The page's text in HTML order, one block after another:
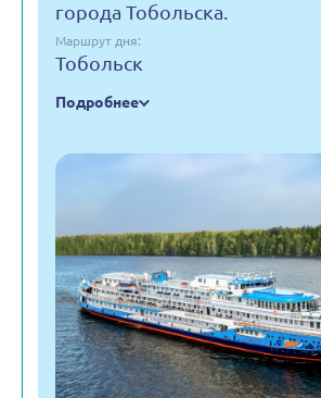
города Тобольска.
Маршрут дня:
Тобольск
Подробнее